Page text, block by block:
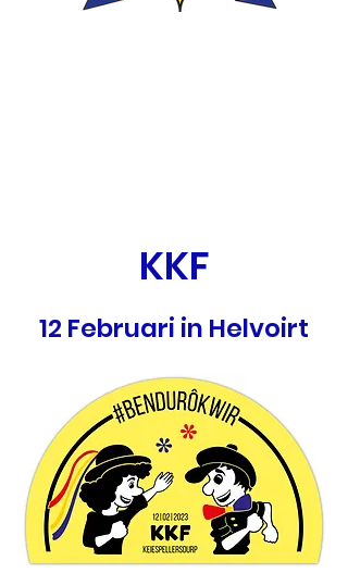
KKF
12 Februari in Helvoirt